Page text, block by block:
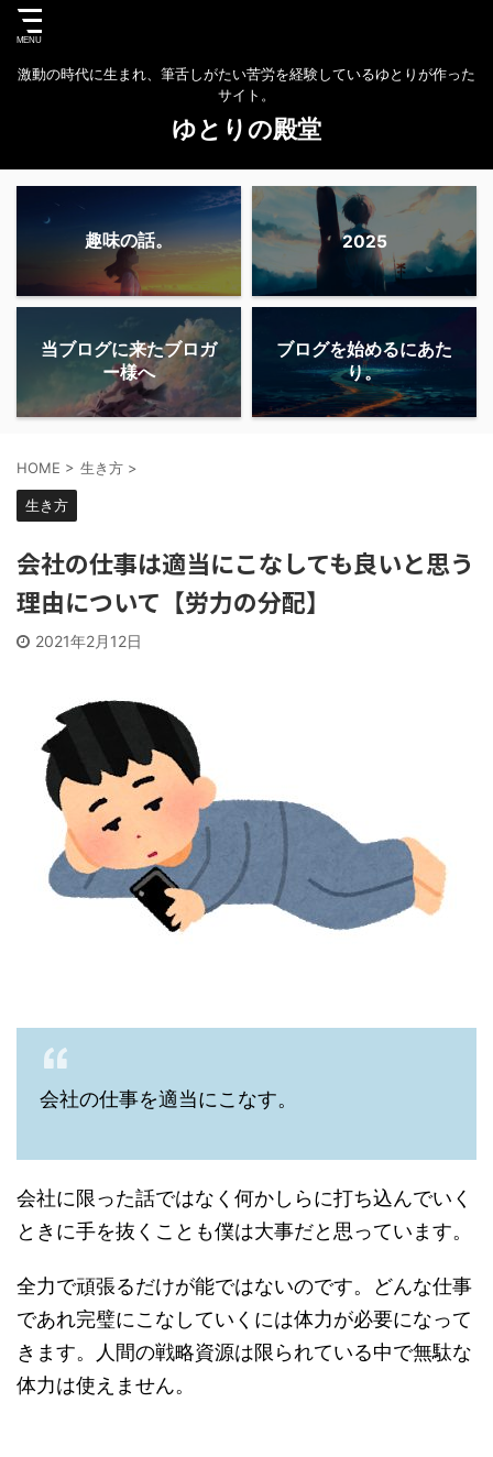
激動の時代に生まれ、筆舌しがたい苦労を経験しているゆとりが作った
サイト。
ゆとりの殿堂
趣味の話。 2025
当ブログに来たブロガ
ー様へ
ブログを始めるにあた
り。
HOME > 生き方 >
生き方
会社の仕事は適当にこなしても良いと思う
理由について【労力の分配】
2021年2月12日
会社の仕事を適当にこなす。
会社に限った話ではなく何かしらに打ち込んでいく
ときに手を抜くことも僕は大事だと思っています。
全力で頑張るだけが能ではないのです。どんな仕事
であれ完璧にこなしていくには体力が必要になって
きます。人間の戦略資源は限られている中で無駄な
体力は使えません。